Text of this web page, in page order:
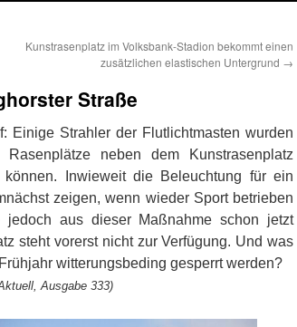
Kunstrasenplatz im Volksbank-Stadion bekommt einen
zusätzlichen elastischen Untergrund →
Straße
Einige Strahler der Flutlichtmasten wurden
neben dem Kunstrasenplatz
Inwieweit die Beleuchtung für ein
zeigen, wenn wieder Sport betrieben
aus dieser Maßnahme schon jetzt
steht vorerst nicht zur Verfügung. Und was
witterungsbeding gesperrt werden?
Ausgabe 333)